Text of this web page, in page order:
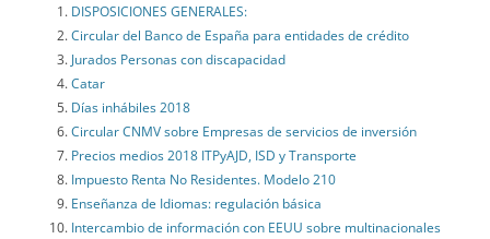
DISPOSICIONES GENERALES:
Circular del Banco de España para entidades de crédito
Jurados Personas con discapacidad
Catar
Días inhábiles 2018
Circular CNMV sobre Empresas de servicios de inversión
Precios medios 2018 ITPyAJD, ISD y Transporte
Impuesto Renta No Residentes. Modelo 210
Enseñanza de Idiomas: regulación básica
Intercambio de información con EEUU sobre multinacionales